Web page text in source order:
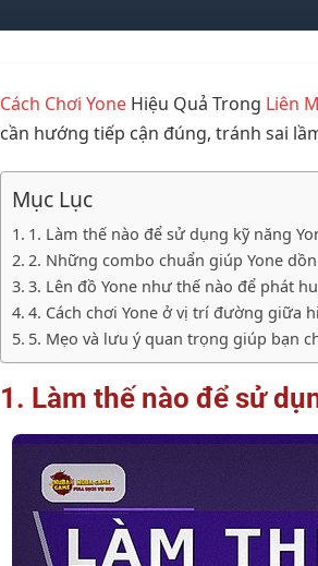
Cách Chơi Yone Hiệu Quả Trong Liên
cần hướng tiếp cận đúng, tránh sai
Mục Lục
1. Làm thế nào để sử dụng kỹ năng
2. Những combo chuẩn giúp Yone
3. Lên đồ Yone như thế nào để phát
4. Cách chơi Yone ở vị trí đường giữa
5. Mẹo và lưu ý quan trọng giúp bạn
1. Làm thế nào để sử